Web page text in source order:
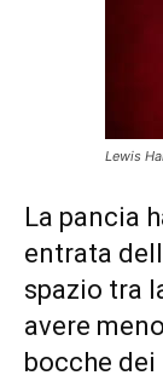
Lewis
La pancia
entrata
spazio tra
avere
bocche